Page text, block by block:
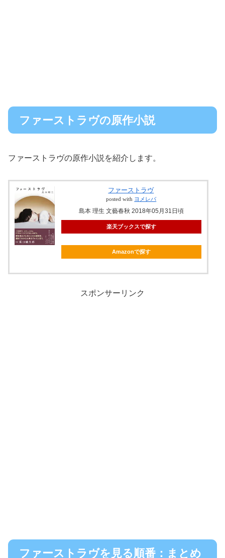
ファーストラヴの原作小説
ファーストラヴの原作小説を紹介します。
ファーストラヴ
posted with ヨメレバ
島本 理生 文藝春秋 2018年05月31日頃
楽天ブックスで探す
Amazonで探す
スポンサーリンク
ファーストラヴを見る順番：まとめ